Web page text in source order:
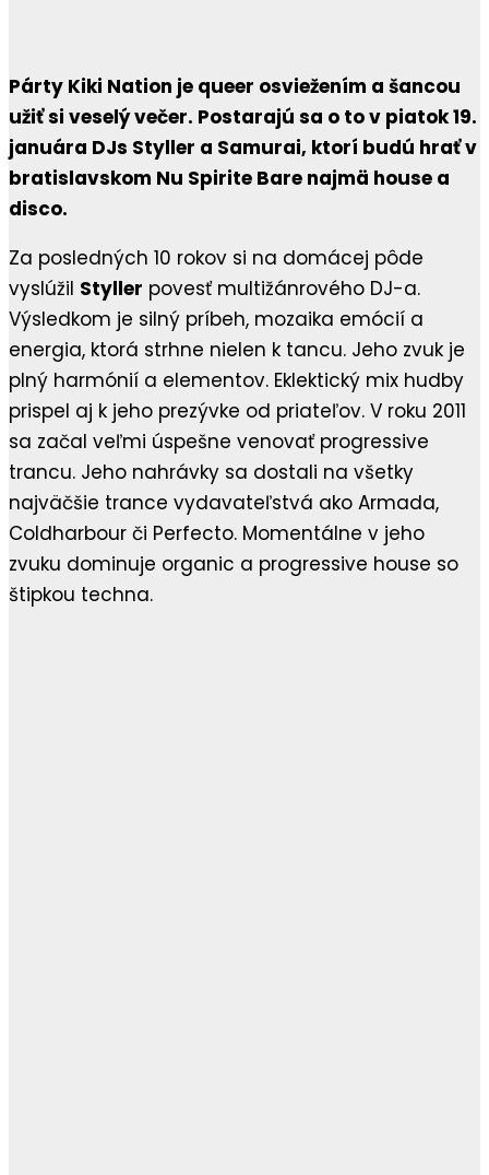
Párty Kiki Nation je queer osviežením a šancou
užiť si veselý večer. Postarajú sa o to v piatok 19.
januára DJs Styller a Samurai, ktorí budú hrať v
bratislavskom Nu Spirite Bare najmä house a
disco.
Za posledných 10 rokov si na domácej pôde
vyslúžil Styller povesť multižánrového DJ-a.
Výsledkom je silný príbeh, mozaika emócií a
energia, ktorá strhne nielen k tancu. Jeho zvuk je
plný harmónií a elementov. Eklektický mix hudby
prispel aj k jeho prezývke od priateľov. V roku 2011
sa začal veľmi úspešne venovať progressive
trancu. Jeho nahrávky sa dostali na všetky
najväčšie trance vydavateľstvá ako Armada,
Coldharbour či Perfecto. Momentálne v jeho
zvuku dominuje organic a progressive house so
štipkou techna.